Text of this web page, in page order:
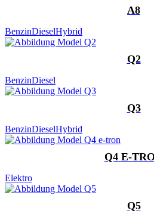
A8
BenzinDieselHybrid
Q2
BenzinDiesel
Q3
BenzinDieselHybrid
Q4 E-
Elektro
Q5